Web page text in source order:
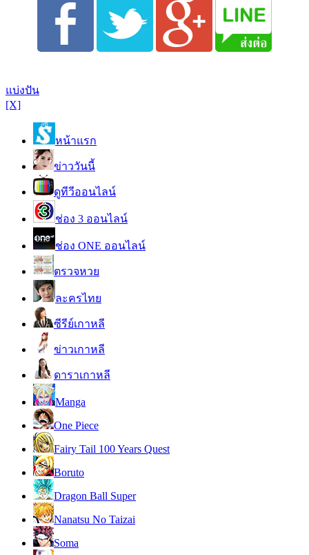
แบ่งปัน
[X]
หน้าแรก
ข่าววันนี้
ดูทีวีออนไลน์
ช่อง 3 ออนไลน์
ช่อง ONE ออนไลน์
ตรวจหวย
ละครไทย
ซีรีย์เกาหลี
ข่าวเกาหลี
ดาราเกาหลี
Manga
One Piece
Fairy Tail 100 Years Quest
Boruto
Dragon Ball Super
Nanatsu No Taizai
Soma